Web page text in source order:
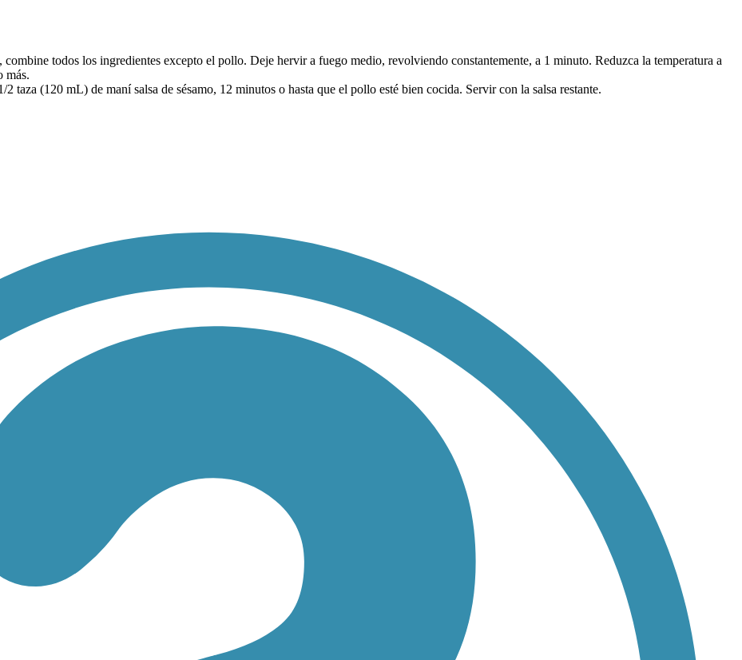
combine todos los ingredientes excepto el pollo. Deje hervir a fuego medio, revolviendo constantemente, a 1 minuto. Reduzca la temperatura a
más.
taza (120 mL) de maní salsa de sésamo, 12 minutos o hasta que el pollo esté bien cocida. Servir con la salsa restante.